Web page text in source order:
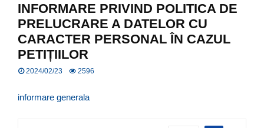
INFORMARE PRIVIND POLITICA DE
PRELUCRARE A DATELOR CU
CARACTER PERSONAL ÎN CAZUL
PETIȚIILOR
2024/02/23 2596
informare generala